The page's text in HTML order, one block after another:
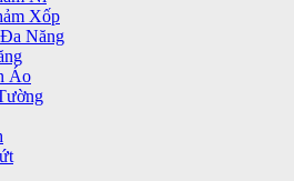
Xốp
Năng
Áo